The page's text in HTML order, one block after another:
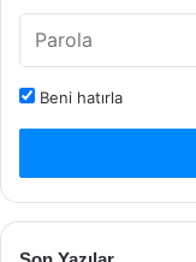
Beni hatırla